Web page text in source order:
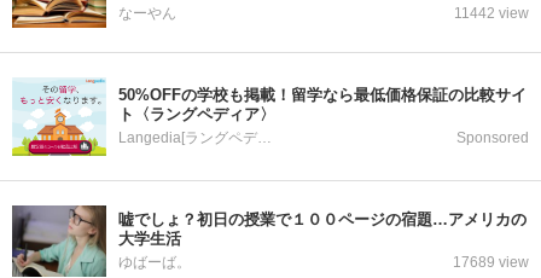
なーやん 11442 view
50%OFFの学校も掲載！留学なら最低価格保証の比較サイ
ト〈ラングペディア〉
Langedia[ラングペディア] Sponsored
嘘でしょ？初日の授業で１００ページの宿題…アメリカの
大学生活
ゆばーば。 17689 view